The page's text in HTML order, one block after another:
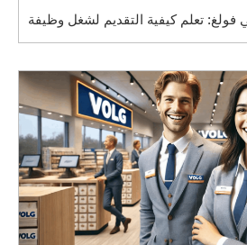
فولغ: تعلم كيفية التقديم لشغل وظيفة